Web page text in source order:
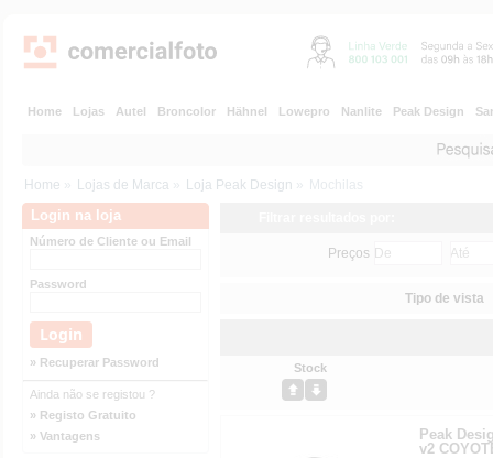
Home Lojas Autel Broncolor Hähnel Lowepro Nanlite Peak Design
Home » Lojas de Marca » Loja Peak Design » Mochilas
Login na loja
Número de Cliente ou Email
Password
» Recuperar Password
Ainda não se registou ?
» Registo Gratuito
» Vantagens
Preços
Tipo de vista
Stock
Peak
v2